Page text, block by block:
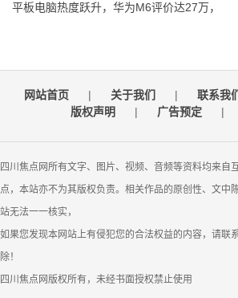
平板电脑热度跃升，华为M6评价达27万，
网站首页 | 关于我们 | 联系我
版权声明
| 广告预定 |
四川焦点网所有文字、图片、视频、音频等资料均来自
点，本站亦不为其版权负责。相关作品的原创性、文中
站无法一一核实，
如果您发现本网站上有侵犯您的合法权益的内容，请联
除！
四川焦点网版权所有，未经书面授权禁止使用